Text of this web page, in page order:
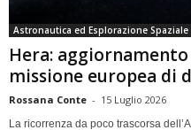
Astronautica ed Esplorazione Spaziale
Hera:
missione europea di
Rossana Conte - 15 Luglio 2026
La ricorrenza da poco trascorsa